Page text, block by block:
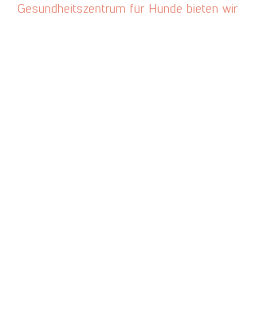
Gesundheitszentrum für Hunde bieten wir